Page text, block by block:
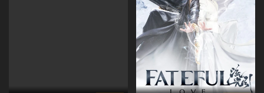
Bắt Đầu Với Một Ngọn Núi Tập 17
Vietsub
#1
Bắt Đầu Với Một Ngọn Núi Tập 16
Vietsub
#1